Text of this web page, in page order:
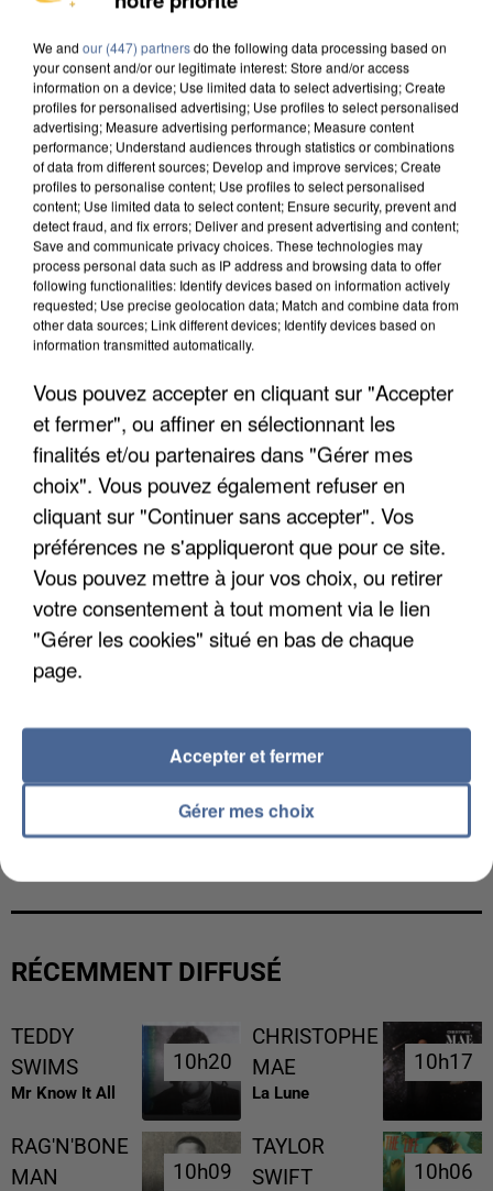
INTERPELLÉ EN ALGÉRIE
UNE TOURISTE DE L’OISE EMPORTÉE PAR UNE
COULÉE DE BOUE EN HAUTE-SAVOIE
LES DONNÉES DE 300 000 CLIENTS DÉROBÉES À
RÉCEMMENT DIFFUSÉ
TEDDY
SWIMS
Mr Know It All
10h20
10h20
CHRISTOPHE
MAE
La Lune
10h17
10h17
RAG'N'BONE
MAN
10h09
10h09
TAYLOR
SWIFT
10h06
10h06
We and our (447) partnersdo the following data processing based on
your consent and/or our legitimate interest: Store and/or access
information on a device; Use limited data to select advertising; Create
profiles for personalised advertising; Use profiles to select personalised
advertising; Measure advertising performance; Measure content
performance; Understand audiences through statistics or combinations
of data from different sources; Develop and improve services; Create
profiles to personalise content; Use profiles to select personalised
content; Use limited data to select content; Ensure security, prevent and
detect fraud, and fix errors; Deliver and present advertising and content;
Save and communicate privacy choices. These technologies may
process personal data such as IP address and browsing data to offer
following functionalities: Identify devices based on information actively
requested; Use precise geolocation data; Match and combine data from
other data sources; Link different devices; Identify devices based on
information transmitted automatically.
Vous pouvez accepter en cliquant sur "Accepter
et fermer", ou affiner en sélectionnant les
finalités et/ou partenaires dans "Gérer mes
choix". Vous pouvez également refuser en
cliquant sur "Continuer sans accepter". Vos
préférences ne s'appliqueront que pour ce site.
Vous pouvez mettre à jour vos choix, ou retirer
votre consentement à tout moment via le lien
"Gérer les cookies" situé en bas de chaque
page.
Gérer mes choix
Accepter et fermer